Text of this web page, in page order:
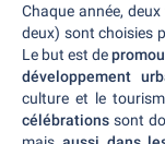
Chaque année,
deux) sont choisies
Le but est de
développement
culture et le
célébrationssont